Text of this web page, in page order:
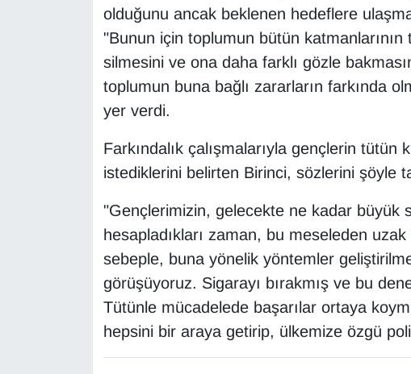
olduğunu ancak beklenen hedeflere
"Bunun için toplumun bütün
silmesini ve ona daha farklı gözle
toplumun buna bağlı zararların farkında
yer verdi.
Farkındalık çalışmalarıyla gençlerin tütün
istediklerini belirten Birinci, sözlerini şöyle
"Gençlerimizin, gelecekte ne kadar büyük
hesapladıkları zaman, bu meseleden
sebeple, buna yönelik yöntemler
görüşüyoruz. Sigarayı bırakmış ve bu
Tütünle mücadelede başarılar ortaya
hepsini bir araya getirip, ülkemize özgü